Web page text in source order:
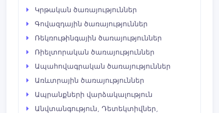
Կրթական ծառայություններ
Գովազդային ծառայություններ
Ռեկռութինգային ծառայություններ
Ռիելտորական ծառայություններ
Ապահովագրական ծառայություններ
Առևտրային ծառայություններ
Ապրանքների վարձակալություն
Անվտանգություն, Դետեկտիվներ,